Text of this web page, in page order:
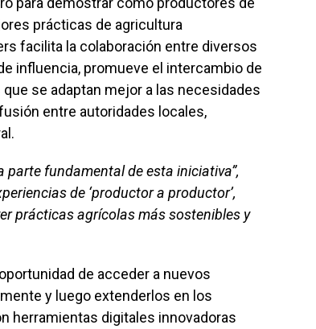
prácticas de agricultura
facilita la colaboración entre diversos
influencia, promueve el intercambio de
se adaptan mejor a las necesidades
entre autoridades locales,
parte fundamental de esta iniciativa”,
de ‘productor a productor’,
prácticas agrícolas más sostenibles y
de acceder a nuevos
y luego extenderlos en los
herramientas digitales innovadoras